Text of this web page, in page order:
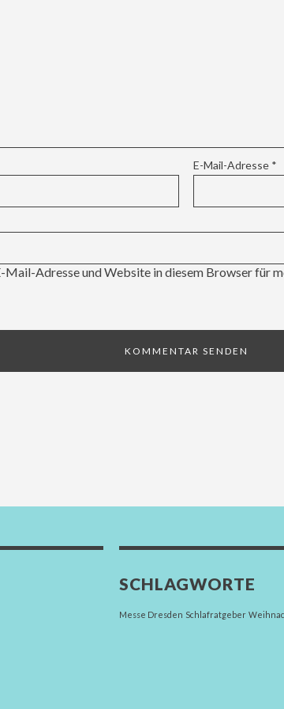
E-Mail-Adresse *
Mail-Adresse und Website in diesem Browser für
SCHLAGWORTE
Messe Dresden Schlafratgeber